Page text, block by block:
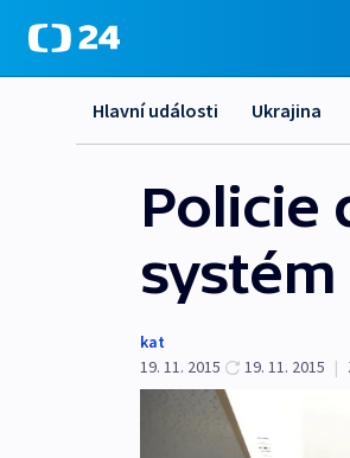
Hlavní události Ukrajina
Policie
kat
19. 11. 2015
19. 11. 2015 |